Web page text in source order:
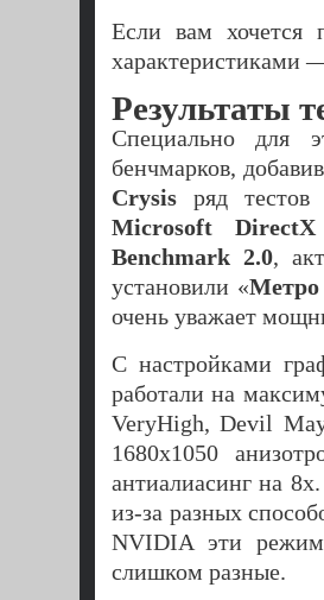
Если вам хочется
характеристиками
Результаты
Специально для
бенчмарков,
Crysis ряд
Microsoft
Benchmark 2.0,
установили «Метро
очень уважает
С настройками
работали на
VeryHigh, Devil
1680х1050
антиалиасинг на
из-за разных
NVIDIA эти
слишком разные.